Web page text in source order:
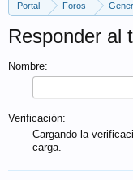
Portal Foros
Responder al
Nombre:
Verificación:
Cargando la
carga.